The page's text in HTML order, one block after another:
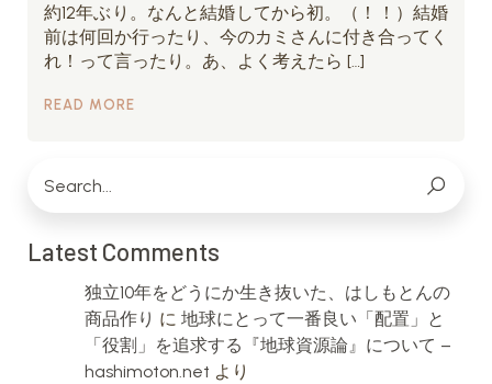
約12年ぶり。なんと結婚してから初。（！！）結婚
前は何回か行ったり、今のカミさんに付き合ってく
れ！って言ったり。あ、よく考えたら […]
READ MORE
Latest Comments
独立10年をどうにか生き抜いた、はしもとんの
商品作り に 地球にとって一番良い「配置」と
「役割」を追求する『地球資源論』について –
hashimoton.net より